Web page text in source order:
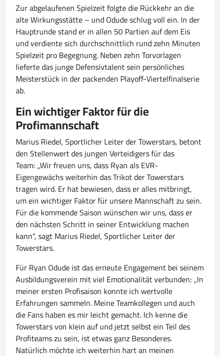
Zur abgelaufenen Spielzeit folgte die Rückkehr an die
alte Wirkungsstätte – und Odude schlug voll ein. In der
Hauptrunde stand er in allen 50 Partien auf dem Eis
und verdiente sich durchschnittlich rund zehn Minuten
Spielzeit pro Begegnung. Neben zehn Torvorlagen
lieferte das junge Defensivtalent sein persönliches
Meisterstück in der packenden Playoff-Viertelfinalserie
ab.
Ein wichtiger Faktor für die
Profimannschaft
Marius Riedel, Sportlicher Leiter der Towerstars, betont
den Stellenwert des jungen Verteidigers für das
Team: „Wir freuen uns, dass Ryan als EVR-
Eigengewächs weiterhin das Trikot der Towerstars
tragen wird. Er hat bewiesen, dass er alles mitbringt,
um ein wichtiger Faktor für unsere Mannschaft zu sein.
Für die kommende Saison wünschen wir uns, dass er
den nächsten Schritt in seiner Entwicklung machen
kann“, sagt Marius Riedel, Sportlicher Leiter der
Towerstars.
Für Ryan Odude ist das erneute Engagement bei seinem
Ausbildungsverein mit viel Emotionalität verbunden: „In
meiner ersten Profisaison konnte ich wertvolle
Erfahrungen sammeln. Meine Teamkollegen und auch
die Fans haben es mir leicht gemacht. Ich kenne die
Towerstars von klein auf und jetzt selbst ein Teil des
Profiteams zu sein, ist etwas ganz Besonderes.
Natürlich möchte ich weiterhin hart an meinen